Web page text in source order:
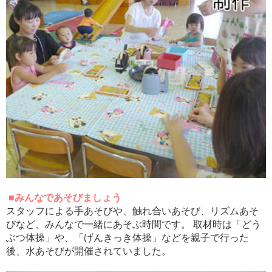
■みんなであそびましょう
スタッフによる手あそびや、触れ合いあそび、リズムあそ
びなど、みんなで一緒にあそぶ時間です。 取材時は「どう
ぶつ体操」や、「げんきっき体操」などを親子で行った
後、水あそびが開催されていました。